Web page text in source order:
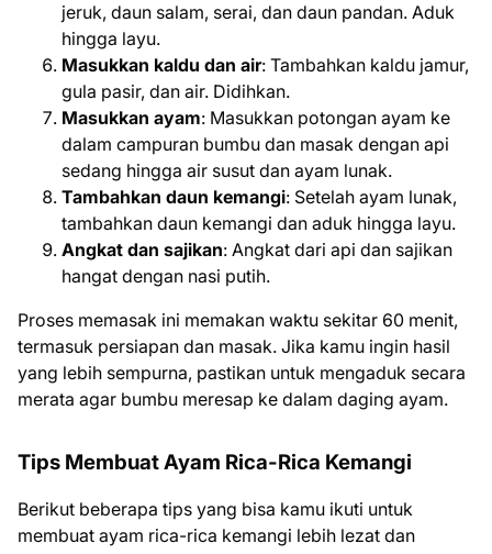
jeruk, daun salam, serai, dan daun pandan. Aduk
hingga layu.
Masukkan kaldu dan air: Tambahkan kaldu jamur,
gula pasir, dan air. Didihkan.
Masukkan ayam: Masukkan potongan ayam ke
dalam campuran bumbu dan masak dengan api
sedang hingga air susut dan ayam lunak.
Tambahkan daun kemangi: Setelah ayam lunak,
tambahkan daun kemangi dan aduk hingga layu.
Angkat dan sajikan: Angkat dari api dan sajikan
hangat dengan nasi putih.
Proses memasak ini memakan waktu sekitar 60 menit,
termasuk persiapan dan masak. Jika kamu ingin hasil
yang lebih sempurna, pastikan untuk mengaduk secara
merata agar bumbu meresap ke dalam daging ayam.
Tips Membuat Ayam Rica-Rica Kemangi
Berikut beberapa tips yang bisa kamu ikuti untuk
membuat ayam rica-rica kemangi lebih lezat dan